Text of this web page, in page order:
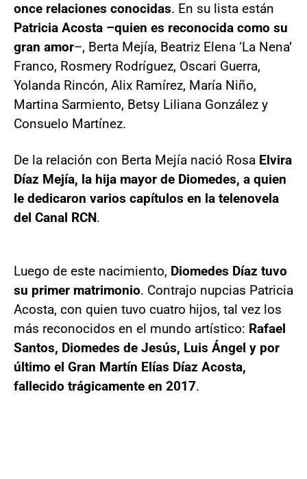
once relaciones conocidas. En su lista están
Patricia Acosta –quien es reconocida como su
gran amor–, Berta Mejía, Beatriz Elena ‘La Nena’
Franco, Rosmery Rodríguez, Oscari Guerra,
Yolanda Rincón, Alix Ramírez, María Niño,
Martina Sarmiento, Betsy Liliana González y
Consuelo Martínez.
De la relación con Berta Mejía nació Rosa Elvira
Díaz Mejía, la hija mayor de Diomedes, a quien
le dedicaron varios capítulos en la telenovela
del Canal RCN.
Luego de este nacimiento, Diomedes Díaz tuvo
su primer matrimonio. Contrajo nupcias Patricia
Acosta, con quien tuvo cuatro hijos, tal vez los
más reconocidos en el mundo artístico: Rafael
Santos, Diomedes de Jesús, Luis Ángel y por
último el Gran Martín Elías Díaz Acosta,
fallecido trágicamente en 2017.